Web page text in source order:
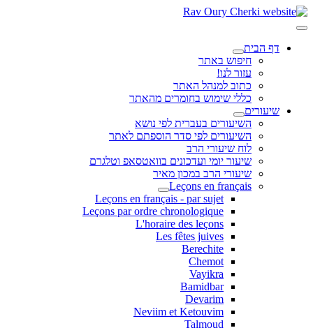
דף הבית
חיפוש באתר
עזור לנו!
כתוב למנהל האתר
כללי שימוש בחומרים מהאתר
שיעורים
השיעורים בעברית לפי נושא
השיעורים לפי סדר הוספתם לאתר
לוח שיעורי הרב
שיעור יומי ועדכונים בוואטסאפ וטלגרם
שיעורי הרב במכון מאיר
Leçons en français
Leçons en français - par sujet
Leçons par ordre chronologique
L'horaire des leçons
Les fêtes juives
Berechite
Chemot
Vayikra
Bamidbar
Devarim
Neviim et Ketouvim
Talmoud